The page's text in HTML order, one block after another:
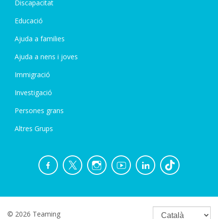
Discapacitat
Educació
Ajuda a families
Ajuda a nens i joves
Immigració
Investigació
Persones grans
Altres Grups
© 2026 Teaming